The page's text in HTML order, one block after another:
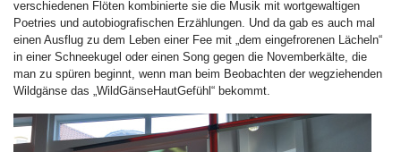
verschiedenen Flöten kombinierte sie die Musik mit wortgewaltigen
Poetries und autobiografischen Erzählungen. Und da gab es auch mal
einen Ausflug zu dem Leben einer Fee mit „dem eingefrorenen Lächeln“
in einer Schneekugel oder einen Song gegen die Novemberkälte, die
man zu spüren beginnt, wenn man beim Beobachten der wegziehenden
Wildgänse das „WildGänseHautGefühl“ bekommt.